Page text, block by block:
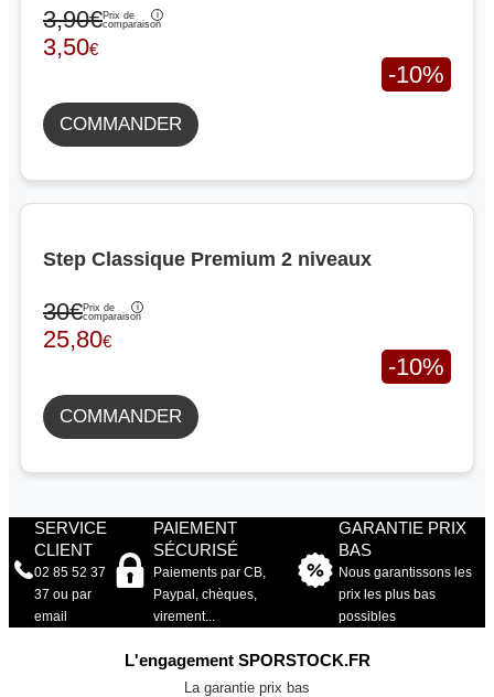
3,90€Prix de
comparaison
3,50€
-10%
COMMANDER
Step Classique Premium 2 niveaux
30€Prix de
comparaison
25,80€
-10%
COMMANDER
SERVICE
CLIENT
02 85 52 37
37 ou par
email
PAIEMENT
SÉCURISÉ
Paiements par CB,
Paypal, chèques,
virement...
GARANTIE PRIX
BAS
Nous garantissons les
prix les plus bas
possibles
L'engagement SPORSTOCK.FR
La garantie prix bas